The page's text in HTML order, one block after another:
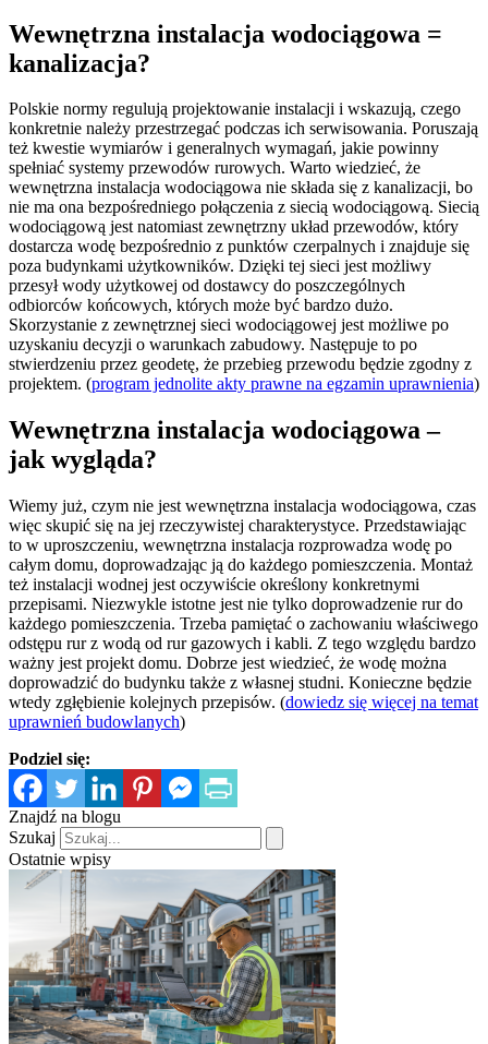
Wewnętrzna instalacja wodociągowa =
kanalizacja?
Polskie normy regulują projektowanie instalacji i wskazują, czego
konkretnie należy przestrzegać podczas ich serwisowania. Poruszają
też kwestie wymiarów i generalnych wymagań, jakie powinny
spełniać systemy przewodów rurowych. Warto wiedzieć, że
wewnętrzna instalacja wodociągowa nie składa się z kanalizacji, bo
nie ma ona bezpośredniego połączenia z siecią wodociągową. Siecią
wodociągową jest natomiast zewnętrzny układ przewodów, który
dostarcza wodę bezpośrednio z punktów czerpalnych i znajduje się
poza budynkami użytkowników. Dzięki tej sieci jest możliwy
przesył wody użytkowej od dostawcy do poszczególnych
odbiorców końcowych, których może być bardzo dużo.
Skorzystanie z zewnętrznej sieci wodociągowej jest możliwe po
uzyskaniu decyzji o warunkach zabudowy. Następuje to po
stwierdzeniu przez geodetę, że przebieg przewodu będzie zgodny z
projektem. (program jednolite akty prawne na egzamin uprawnienia)
Wewnętrzna instalacja wodociągowa –
jak wygląda?
Wiemy już, czym nie jest wewnętrzna instalacja wodociągowa, czas
więc skupić się na jej rzeczywistej charakterystyce. Przedstawiając
to w uproszczeniu, wewnętrzna instalacja rozprowadza wodę po
całym domu, doprowadzając ją do każdego pomieszczenia. Montaż
też instalacji wodnej jest oczywiście określony konkretnymi
przepisami. Niezwykle istotne jest nie tylko doprowadzenie rur do
każdego pomieszczenia. Trzeba pamiętać o zachowaniu właściwego
odstępu rur z wodą od rur gazowych i kabli. Z tego względu bardzo
ważny jest projekt domu. Dobrze jest wiedzieć, że wodę można
doprowadzić do budynku także z własnej studni. Konieczne będzie
wtedy zgłębienie kolejnych przepisów. (dowiedz się więcej na temat
uprawnień budowlanych)
Podziel się:
Znajdź na blogu
Szukaj
Ostatnie wpisy